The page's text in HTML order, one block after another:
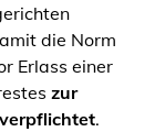
die Norm
Erlass einer
zur
.